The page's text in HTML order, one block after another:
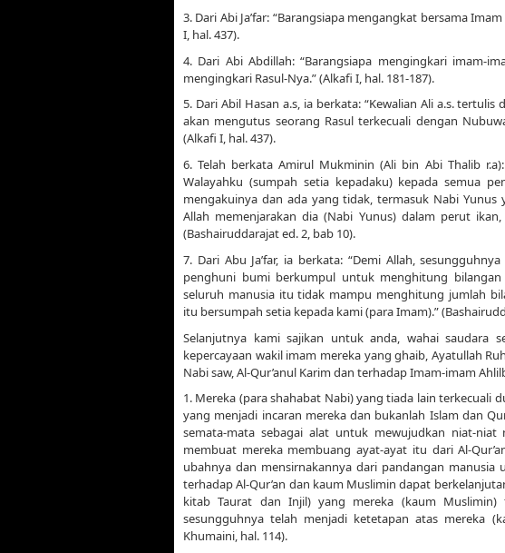
3. Dari Abi Ja’far: “Barangsiapa mengangkat bersama
I, hal. 437).
4. Dari Abi Abdillah: “Barangsiapa mengingkari imam-
mengingkari Rasul-Nya.” (Alkafi I, hal. 181-187).
5. Dari Abil Hasan a.s, ia berkata: “Kewalian Ali a.s.
akan mengutus seorang Rasul terkecuali dengan
(Alkafi I, hal. 437).
6. Telah berkata Amirul Mukminin (Ali bin Abi Thalib
Walayahku (sumpah setia kepadaku) kepada semua
mengakuinya dan ada yang tidak, termasuk Nabi
Allah memenjarakan dia (Nabi Yunus) dalam perut
(Bashairuddarajat ed. 2, bab 10).
7. Dari Abu Ja’far, ia berkata: “Demi Allah,
penghuni bumi berkumpul untuk menghitung
seluruh manusia itu tidak mampu menghitung jumlah
itu bersumpah setia kepada kami (para Imam).”
Selanjutnya kami sajikan untuk anda, wahai saudara
kepercayaan wakil imam mereka yang ghaib, Ayatullah
Nabi saw, Al-Qur’anul Karim dan terhadap Imam-imam
1. Mereka (para shahabat Nabi) yang tiada lain terkecuali
yang menjadi incaran mereka dan bukanlah Islam dan
semata-mata sebagai alat untuk mewujudkan niat-
membuat mereka membuang ayat-ayat itu dari Al-
ubahnya dan mensirnakannya dari pandangan manusia
terhadap Al-Qur’an dan kaum Muslimin dapat
kitab Taurat dan Injil) yang mereka (kaum Muslimin)
sesungguhnya telah menjadi ketetapan atas mereka
Khumaini, hal. 114).